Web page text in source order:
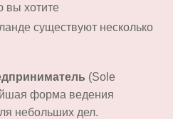
вы хотите
существуют несколько
(Sole
форма ведения
небольших дел.